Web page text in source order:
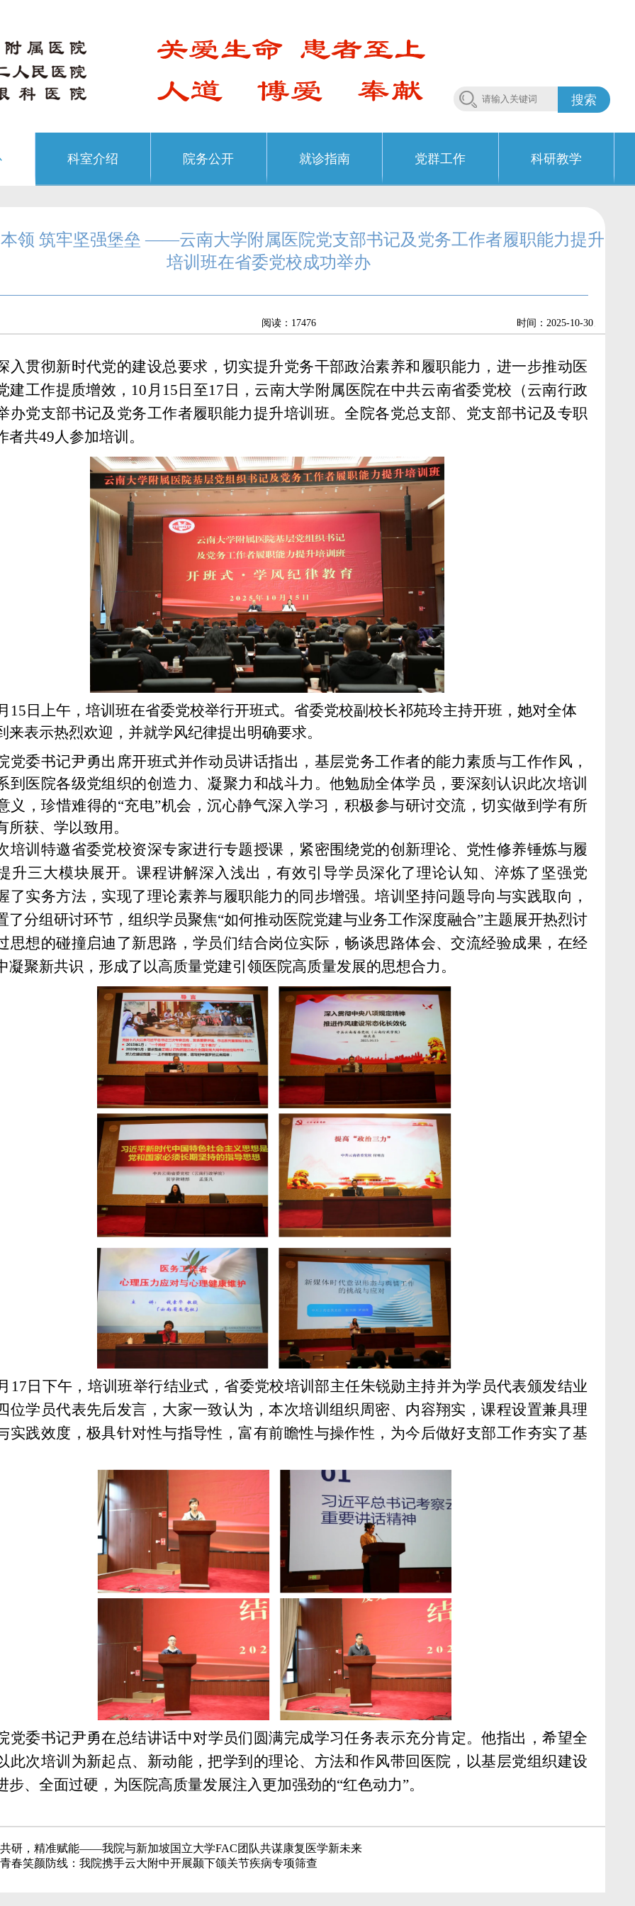
搜索
科室介绍 院务公开 就诊指南 党群工作 科研教学
领 筑牢坚强堡垒 ——云南大学附属医院党支部书记及党务工作者履职能力提升
培训班在省委党校成功举办
阅读：17476 时间：2025-10-30
入贯彻新时代党的建设总要求，切实提升党务干部政治素养和履职能力，进一步推动医
建工作提质增效， 10月15日至17日，云南大学附属医院在中共云南省委党校（云南行政
办党支部书记及党务工作者履职能力提升培训班。全院各党总支部、党支部书记及专职
者共49人参加培训。
15日上午，培训班在省委党校举行开班式。省委党校副校长祁苑玲主持开班，她对全体
来表示热烈欢迎，并就学风纪律提出明确要求。
党委书记尹勇出席开班式并作动员讲话指出，基层党务工作者的能力素质与工作作风，
到医院各级党组织的创造力、凝聚力和战斗力。他勉励全体学员，要深刻认识此次培训
义，珍惜难得的“充电”机会，沉心静气深入学习，积极参与研讨交流，切实做到学有所
所获、学以致用。
培训特邀省委党校资深专家进行专题授课，紧密围绕党的创新理论、党性修养锤炼与履
升三大模块展开。课程讲解深入浅出，有效引导学员深化了理论认知、淬炼了坚强党
了实务方法，实现了理论素养与履职能力的同步增强。培训坚持问题导向与实践取向，
了分组研讨环节，组织学员聚焦“如何推动医院党建与业务工作深度融合”主题展开热烈讨
思想的碰撞启迪了新思路，学员们结合岗位实际，畅谈思路体会、交流经验成果，在经
凝聚新共识，形成了以高质量党建引领医院高质量发展的思想合力。
17日下午，培训班举行结业式，省委党校培训部主任朱锐勋主持并为学员代表颁发结业
位学员代表先后发言，大家一致认为，本次培训组织周密、内容翔实，课程设置兼具理
实践效度，极具针对性与指导性，富有前瞻性与操作性，为今后做好支部工作夯实了基
党委书记尹勇在总结讲话中对学员们圆满完成学习任务表示充分肯定。他指出，希望全
此次培训为新起点、新动能，把学到的理论、方法和作风带回医院，以基层党组织建设
步、全面过硬，为医院高质量发展注入更加强劲的“红色动力”。
研，精准赋能——我院与新加坡国立大学FAC团队共谋康复医学新未来
春笑颜防线：我院携手云大附中开展颞下颌关节疾病专项筛查